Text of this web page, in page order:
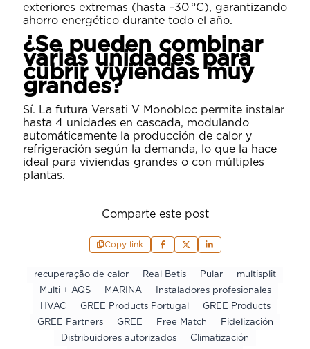
exteriores extremas (hasta –30 °C), garantizando
ahorro energético durante todo el año.
¿Se pueden combinar
varias unidades para
cubrir viviendas muy
grandes?
Sí. La futura Versati V Monobloc permite instalar
hasta 4 unidades en cascada, modulando
automáticamente la producción de calor y
refrigeración según la demanda, lo que la hace
ideal para viviendas grandes o con múltiples
plantas.
Comparte este post
Copy link
recuperação de calor Real Betis Pular
multisplit
Multi + AQS
MARINA
Instaladores profesionales
HVAC
GREE Products Portugal
GREE Products
GREE Partners
GREE Free Match
Fidelización
Distribuidores autorizados
Climatización